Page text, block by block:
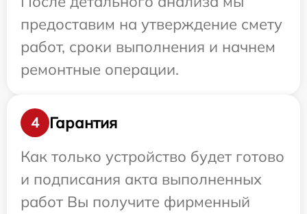
предоставим на утверждение смету
работ, сроки выполнения и начнем
ремонтные операции.
4
Гарантия
Как только устройство будет готово
и подписания акта выполненных
работ Вы получите фирменный